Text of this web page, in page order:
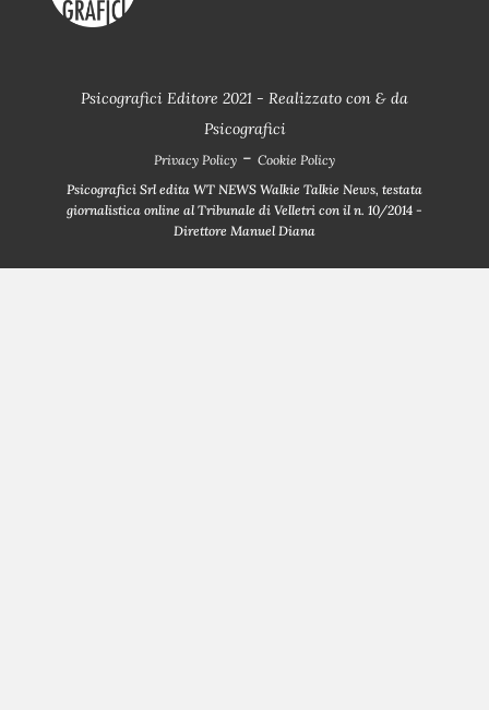
Psicografici Editore 2021 - Realizzato con & da
Psicografici
Privacy Policy - Cookie Policy
Psicografici Srl edita WT NEWS Walkie Talkie News, testata
giornalistica online al Tribunale di Velletri con il n. 10/2014 -
Direttore Manuel Diana